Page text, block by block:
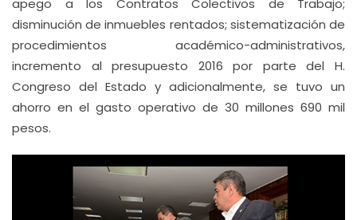
apego a los Contratos Colectivos de Trabajo;
disminución de inmuebles rentados; sistematización de
procedimientos académico-administrativos,
incremento al presupuesto 2016 por parte del H.
Congreso del Estado y adicionalmente, se tuvo un
ahorro en el gasto operativo de 30 millones 690 mil
pesos.